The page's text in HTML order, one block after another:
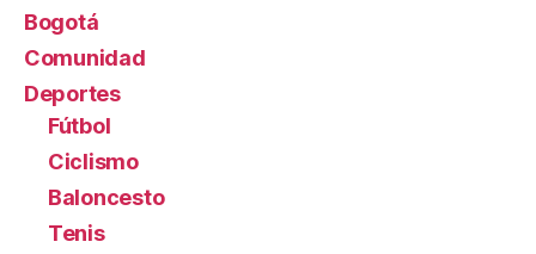
Bogotá
Comunidad
Deportes
Fútbol
Ciclismo
Baloncesto
Tenis